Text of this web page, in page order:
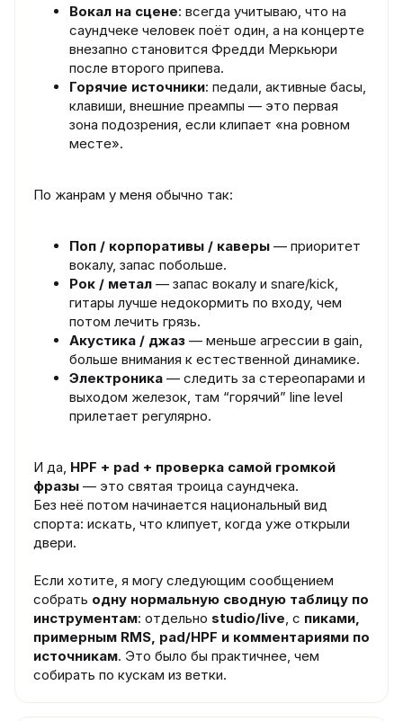
Вокал на сцене: всегда учитываю, что на
саундчеке человек поёт один, а на концерте
внезапно становится Фредди Меркьюри
после второго припева.
Горячие источники: педали, активные басы,
клавиши, внешние преампы — это первая
зона подозрения, если клипает «на ровном
месте».
По жанрам у меня обычно так:
Поп / корпоративы / каверы — приоритет
вокалу, запас побольше.
Рок / метал — запас вокалу и snare/kick,
гитары лучше недокормить по входу, чем
потом лечить грязь.
Акустика / джаз — меньше агрессии в gain,
больше внимания к естественной динамике.
Электроника — следить за стереопарами и
выходом железок, там “горячий” line level
прилетает регулярно.
И да, HPF + pad + проверка самой громкой
фразы — это святая троица саундчека.
Без неё потом начинается национальный вид
спорта: искать, что клипует, когда уже открыли
двери.
Если хотите, я могу следующим сообщением
собрать одну нормальную сводную таблицу по
инструментам: отдельно studio/live, с пиками,
примерным RMS, pad/HPF и комментариями по
источникам. Это было бы практичнее, чем
собирать по кускам из ветки.